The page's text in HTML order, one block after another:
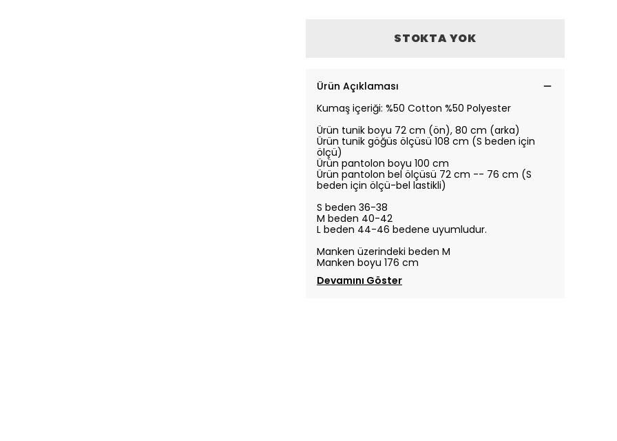
STOKTA YOK
Ürün Açıklaması
Kumaş içeriği: %50 Cotton %50 Polyester
Ürün tunik boyu 72 cm (ön), 80 cm (arka)
Ürün tunik göğüs ölçüsü 108 cm (S beden için
ölçü)
Ürün pantolon boyu 100 cm
Ürün pantolon bel ölçüsü 72 cm -- 76 cm (S
beden için ölçü-bel lastikli)
S beden 36-38
M beden 40-42
L beden 44-46 bedene uyumludur.
Manken üzerindeki beden M
Manken boyu 176 cm
Devamını Göster